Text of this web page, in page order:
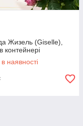
Жизель (Giselle),
контейнері
наявності